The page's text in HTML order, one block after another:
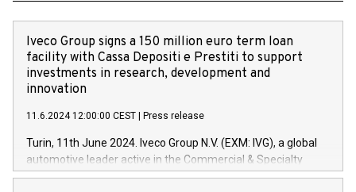
Iveco Group signs a 150 million euro term loan
facility with Cassa Depositi e Prestiti to support
investments in research, development and
innovation
11.6.2024 12:00:00 CEST Press release
Turin, 11th June 2024. Iveco Group N.V. (EXM: IVG), a global
automotive leader active in the Commercial & Specialty
Vehicles, Powertrain and related Financial Services arenas,